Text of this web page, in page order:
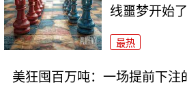
线噩梦开始了
最热
美狂囤百万吨：一场提前下注